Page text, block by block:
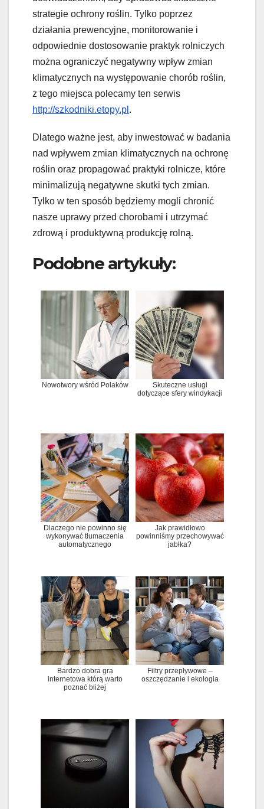
strategie ochrony roślin. Tylko poprzez
działania prewencyjne, monitorowanie i
odpowiednie dostosowanie praktyk rolniczych
można ograniczyć negatywny wpływ zmian
klimatycznych na występowanie chorób roślin,
z tego miejsca polecamy ten serwis
http://szkodniki.etopy.pl .
Dlatego ważne jest, aby inwestować w badania
nad wpływem zmian klimatycznych na ochronę
roślin oraz propagować praktyki rolnicze, które
minimalizują negatywne skutki tych zmian.
Tylko w ten sposób będziemy mogli chronić
nasze uprawy przed chorobami i utrzymać
zdrową i produktywną produkcję rolną.
Podobne artykuły:
Nowotwory wśród Polaków
Skuteczne usługi
dotyczące sfery windykacji
Dlaczego nie powinno się
wykonywać tłumaczenia
automatycznego
Jak prawidłowo
powinniśmy przechowywać
jabłka?
Bardzo dobra gra
internetowa którą warto
poznać bliżej
Filtry przepływowe –
oszczędzanie i ekologia